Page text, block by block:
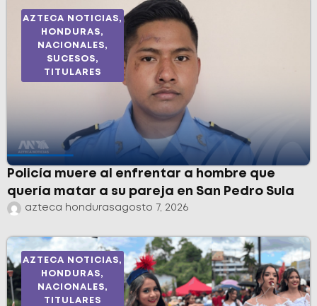
AZTECA NOTICIAS,
HONDURAS,
NACIONALES,
SUCESOS,
TITULARES
Policía muere al enfrentar a hombre que
quería matar a su pareja en San Pedro Sula
azteca hondurasagosto 7, 2026
AZTECA NOTICIAS,
HONDURAS,
NACIONALES,
TITULARES